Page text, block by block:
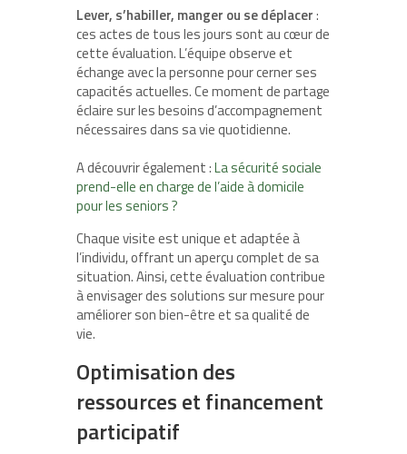
Lever, s’habiller, manger ou se déplacer:
ces actes de tous les jours sont au cœur de
cette évaluation. L’équipe observe et
échange avec la personne pour cerner ses
capacités actuelles. Ce moment de partage
éclaire sur les besoins d’accompagnement
nécessaires dans sa vie quotidienne.
A découvrir également :La sécurité sociale
prend-elle en charge de l’aide à domicile
pour les seniors ?
Chaque visite est unique et adaptée à
l’individu, offrant un aperçu complet de sa
situation. Ainsi, cette évaluation contribue
à envisager des solutions sur mesure pour
améliorer son bien-être et sa qualité de
vie.
Optimisation des
ressources et financement
participatif